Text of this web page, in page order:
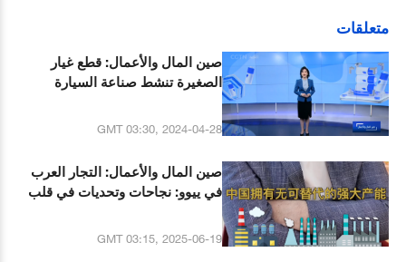
متعلقات
صين المال والأعمال: قطع غيار
الصغيرة تنشط صناعة السيارة
GMT 03:30, 2024-04-28
صين المال والأعمال: التجار العرب
في ييوو: نجاحات وتحديات في قلب
GMT 03:15, 2025-06-19